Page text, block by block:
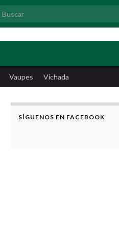
Search for:
Vaupes Vichada
SÍGUENOS EN FACEBOOK